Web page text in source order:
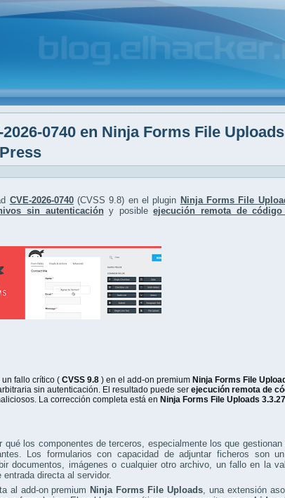
0740 en Ninja Forms File Uploads
CVE-2026-0740(CVSS 9.8) en el plugin Ninja Forms File
sin autenticacióny posibleejecución remota de código
un fallo crítico ( CVSS 9.8 ) en el add-on premium Ninja Forms File
sin autenticación. El resultado puede ser ejecución remota de
La corrección completa está en Ninja Forms File Uploads 3.3.27
qué los componentes de terceros, especialmente los que gestionan
Los formularios con capacidad de adjuntar ficheros son
documentos, imágenes o cualquier otro archivo, un fallo en la
directa al servidor.
al add-on premium Ninja Forms File Uploads, una extensión